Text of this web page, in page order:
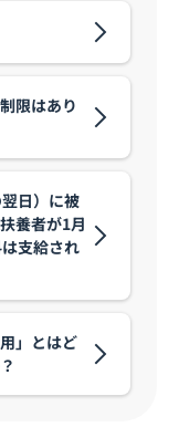
限はあり
日）に被
養者が1月
支給され
」とはど